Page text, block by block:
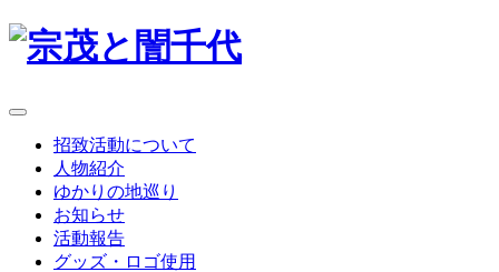
招致活動について
人物紹介
ゆかりの地巡り
お知らせ
活動報告
グッズ・ロゴ使用